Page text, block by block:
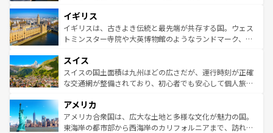
いる。シャンパンの発祥地であるランス、プロヴァンスの
香り高いラベンダー畑など、多彩な楽しみ方が可能だ。さ
らに、パリ以外の地域にも魅力が溢れており、どの街角に
れる地方に足を運ぶとそれぞれで全く異なる文化を体験で
きるだろう。 なお、新着のフランス情報はコンテンツ一覧
を参照してほしい。
顔を持つこの国は、どこを歩いても飽きることがない。ベ
ルリンの文化的活気、バイエルン州のアルプスの絶景、そ
してライン川沿いのワイン畑といった風景は必見。ビール
は、お酒好きな人にはぜひ体験してほしい。 なお、新着の
ドイツ情報はコンテンツ一覧を参照してほしい。
イギリス
イギリスは、古きよき伝統と最先端が共存する国。ウェス
トミンスター寺院や大英博物館のようなランドマーク、歴
リアごとに異なる魅力がある。また、優雅なアフタヌーン
ティー、ビール好きにはたまらない英国パブ、サッカー観
戦など、本場だからこそできる体験も豊富。イギリスを旅
ンツ一覧を参照してほしい。
スイス
スイスの国土面積は九州ほどの広さだが、運行時刻が正確
な交通網が整備されており、初心者でも安心して個人旅行
の建物がそのまま残る町や、スイスならではのユニークな
博物館もあり、アルプス観光だけでなく町歩きも満喫する
ことができる。国民の所得が高いため物価も高いが、旅行
アメリカ
アメリカ合衆国は、広大な土地と多様な文化が魅力の国。
東海岸の都市部から西海岸のカリフォルニアまで、訪れる